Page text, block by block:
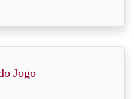
Jogo